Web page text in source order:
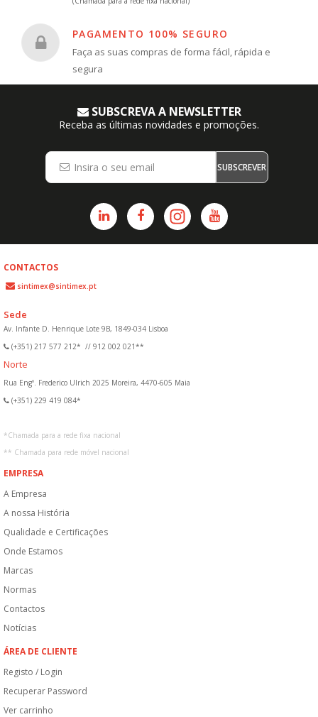
PAGAMENTO 100% SEGURO
Faça as suas compras de forma fácil, rápida e
segura
SUBSCREVA A NEWSLETTER
Receba as últimas novidades e promoções.
SUBSCREVER
CONTACTOS
sintimex@sintimex.pt
Sede
Av. Infante D. Henrique Lote 9B, 1849-034 Lisboa
(+351) 217 577 212* // 912 002 021**
Norte
Rua Engº. Frederico Ulrich 2025 Moreira, 4470-605 Maia
(+351) 229 419 084*
*Chamada para a rede fixa nacional
** Chamada para rede móvel nacional
EMPRESA
A Empresa
A nossa História
Qualidade e Certificações
Onde Estamos
Marcas
Normas
Contactos
Notícias
ÁREA DE CLIENTE
Registo / Login
Recuperar Password
Ver carrinho